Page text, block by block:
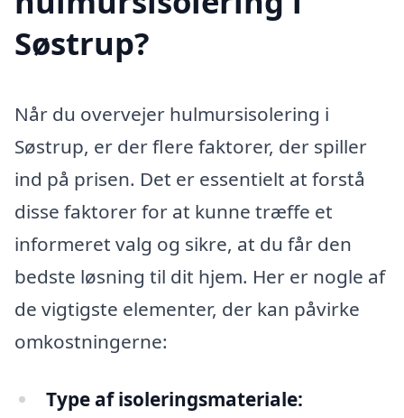
Søstrup?
Når du overvejer hulmursisolering i
Søstrup, er der flere faktorer, der spiller
ind på prisen. Det er essentielt at forstå
disse faktorer for at kunne træffe et
informeret valg og sikre, at du får den
bedste løsning til dit hjem. Her er nogle af
de vigtigste elementer, der kan påvirke
omkostningerne:
Type af isoleringsmateriale: